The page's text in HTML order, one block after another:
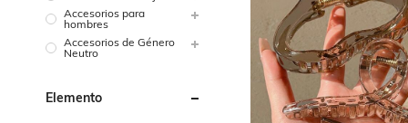
Accesorios para
hombres
Accesorios de Género
Neutro
Elemento